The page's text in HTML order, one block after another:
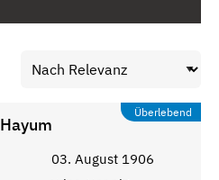
Überlebend
Hayum
03. August 1906